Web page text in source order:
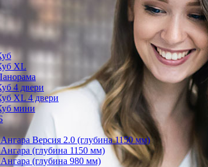
XL
4 двери
XL 4 двери
мини
Версия 2.0 (глубина 1150 мм)
(глубина 1150 мм)
(глубина 980 мм)